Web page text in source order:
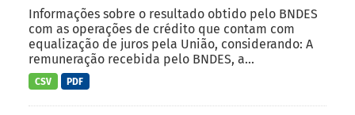
Informações sobre o resultado obtido pelo BNDES
com as operações de crédito que contam com
equalização de juros pela União, considerando: A
remuneração recebida pelo BNDES, a...
CSV PDF